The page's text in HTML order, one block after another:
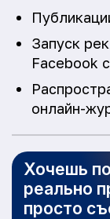
Запуск
Facebook
онлайн-
Хочешь
реально
просто